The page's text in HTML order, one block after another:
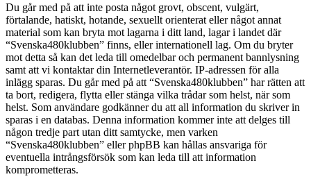
Du går med på att inte posta något grovt, obscent, vulgärt,
förtalande, hatiskt, hotande, sexuellt orienterat eller något annat
material som kan bryta mot lagarna i ditt land, lagar i landet där
“Svenska480klubben” finns, eller internationell lag. Om du bryter
mot detta så kan det leda till omedelbar och permanent bannlysning
samt att vi kontaktar din Internetleverantör. IP-adressen för alla
inlägg sparas. Du går med på att “Svenska480klubben” har rätten att
ta bort, redigera, flytta eller stänga vilka trådar som helst, när som
helst. Som användare godkänner du att all information du skriver in
sparas i en databas. Denna information kommer inte att delges till
någon tredje part utan ditt samtycke, men varken
“Svenska480klubben” eller phpBB kan hållas ansvariga för
eventuella intrångsförsök som kan leda till att information
komprometteras.